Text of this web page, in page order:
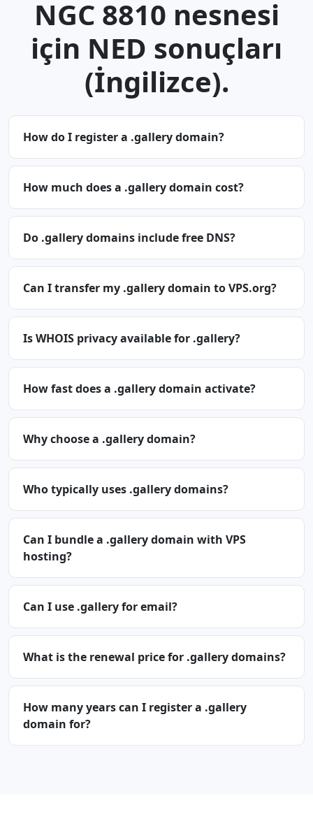
NGC 8810 nesnesi
için NED sonuçları
(İngilizce).
How do I register a .gallery domain?
How much does a .gallery domain cost?
Do .gallery domains include free DNS?
Can I transfer my .gallery domain to VPS.org?
Is WHOIS privacy available for .gallery?
How fast does a .gallery domain activate?
Why choose a .gallery domain?
Who typically uses .gallery domains?
Can I bundle a .gallery domain with VPS
hosting?
Can I use .gallery for email?
What is the renewal price for .gallery domains?
How many years can I register a .gallery
domain for?